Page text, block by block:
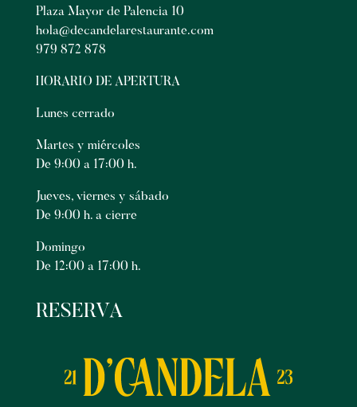
Plaza Mayor de Palencia 10
hola@decandelarestaurante.com
979 872 878
HORARIO DE APERTURA
Lunes cerrado
Martes y miércoles
De 9:00 a 17:00 h.
Jueves, viernes y sábado
De 9:00 h. a cierre
Domingo
De 12:00 a 17:00 h.
RESERVA